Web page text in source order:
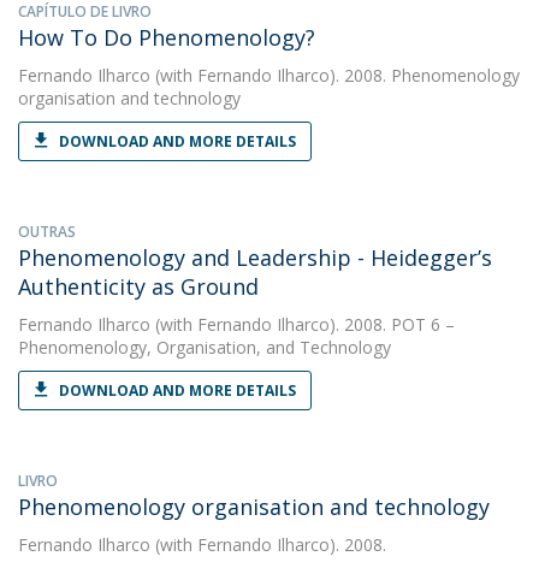
CAPÍTULO DE LIVRO
How To Do Phenomenology?
Fernando Ilharco (with Fernando Ilharco). 2008. Phenomenology
organisation and technology
DOWNLOAD AND MORE DETAILS
OUTRAS
Phenomenology and Leadership - Heidegger’s
Authenticity as Ground
Fernando Ilharco (with Fernando Ilharco). 2008. POT 6 –
Phenomenology, Organisation, and Technology
DOWNLOAD AND MORE DETAILS
LIVRO
Phenomenology organisation and technology
Fernando Ilharco (with Fernando Ilharco). 2008.